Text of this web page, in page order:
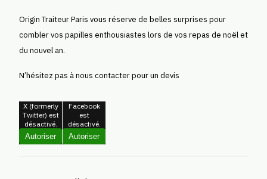
Origin Traiteur Paris vous réserve de belles surprises pour
combler vos papilles enthousiastes lors de vos repas de noël et
du nouvel an.
N’hésitez pas à nous contacter pour un devis
X (formerly
Twitter) est
désactivé.
Autoriser
Facebook
est
désactivé.
Autoriser